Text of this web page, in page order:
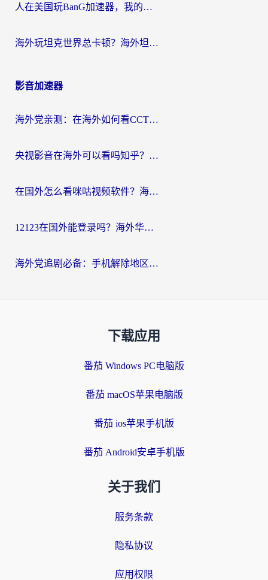
人在美国玩BanG加速器，我的延迟终于绿了
海外玩坦克世界总卡顿？海外坦克世界加速器有哪些？实测好用的选择在这里
影音加速器
海外党亲测：在海外如何看CCTV？告别“仅限大陆播放”的实用指南
央视影音在海外可以看吗知乎？留学生亲测：3步解决地域限制+追剧自由
在国外怎么看咪咕视频软件？海外党亲测有效的回国加速方案
12123在国外能登录吗？海外华人必看的回国加速实用指南
海外党追剧必备：手机解除地区限制app怎么选？解决央视视频&国内剧地区限制全指南
下载应用
番茄 Windows PC电脑版
番茄 macOS苹果电脑版
番茄 ios苹果手机版
番茄 Android安卓手机版
关于我们
服务条款
隐私协议
应用权限